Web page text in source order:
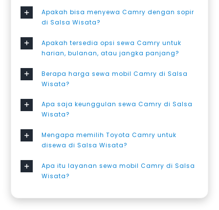
Apakah bisa menyewa Camry dengan sopir
di Salsa Wisata?
Apakah tersedia opsi sewa Camry untuk
harian, bulanan, atau jangka panjang?
Berapa harga sewa mobil Camry di Salsa
Wisata?
Apa saja keunggulan sewa Camry di Salsa
Wisata?
Mengapa memilih Toyota Camry untuk
disewa di Salsa Wisata?
Apa itu layanan sewa mobil Camry di Salsa
Wisata?